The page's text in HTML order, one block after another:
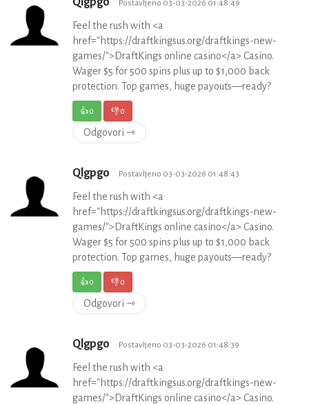
Postavljeno 03-03-2026 01:48:49
Feel the rush with <a
href="https://draftkingsus.org/draftkings-new-
games/">DraftKings online casino</a> Casino.
Wager $5 for 500 spins plus up to $1,000 back
protection. Top games, huge payouts—ready?
👍0 👎0
Odgovori ⇾
Qlgpgo Postavljeno 03-03-2026 01:48:43
Feel the rush with <a
href="https://draftkingsus.org/draftkings-new-
games/">DraftKings online casino</a> Casino.
Wager $5 for 500 spins plus up to $1,000 back
protection. Top games, huge payouts—ready?
👍0 👎0
Odgovori ⇾
Qlgpgo Postavljeno 03-03-2026 01:48:39
Feel the rush with <a
href="https://draftkingsus.org/draftkings-new-
games/">DraftKings online casino</a> Casino.